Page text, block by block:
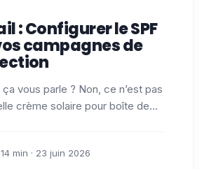
: Configurer le SPF
campagnes de
ça vous parle ? Non, ce n’est pas
crème solaire pour boîte de
14 min · 23 juin 2026